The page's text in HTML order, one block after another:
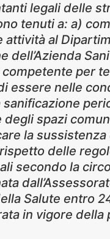
legali delle
tenuti a: a)
attività al
dell’Azienda
per
essere nelle
sanificazione
degli spazi
la sussistenza
delle
secondo la
Salute entro
in vigore della